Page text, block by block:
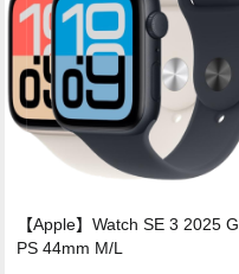
【Apple】Watch SE 3 2025 G
PS 44mm M/L